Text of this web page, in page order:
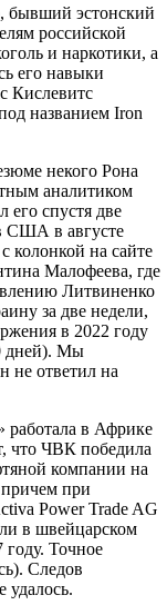
бывший эстонский
российской
и наркотики, а
его навыки
Кислевитс
названием Iron
некого Рона
аналитиком
спустя две
США в августе
с колонкой на сайте
Малофеева, где
Литвиненко
за две недели,
в 2022 году
дней). Мы
не ответил на
работала в Африке
что ЧВК победила
компании на
при
Power Trade AG
в швейцарском
Точное
Следов
удалось.